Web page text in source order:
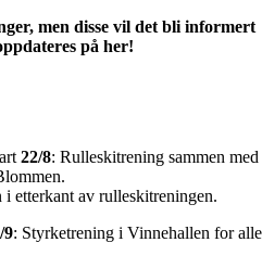
men disse vil det bli informert
på her!
22/8: Rulleskitrening sammen med
etterkant av rulleskitreningen.
9: Styrketrening i Vinnehallen for alle